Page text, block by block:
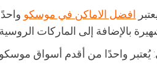
افضل الاماكن في موسكو
بالإضافة إلى الماركات
يُعتبر واحدًا من أقدم أسواق